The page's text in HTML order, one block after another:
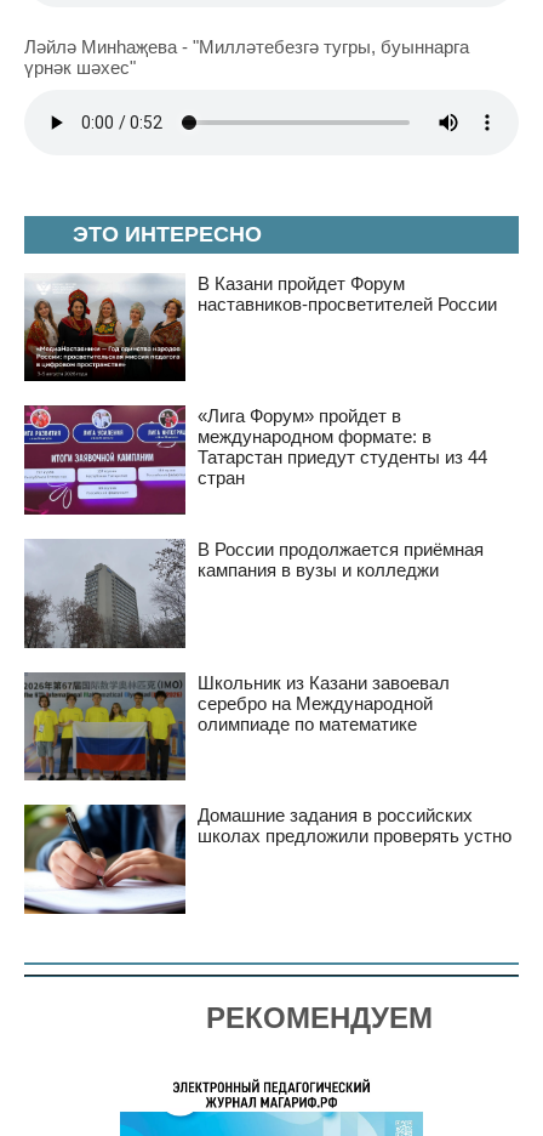
ЭТО ИНТЕРЕСНО
В Казани пройдет Форум
наставников-просветителей России
«Лига Форум» пройдет в
международном формате: в
Татарстан приедут студенты из 44
стран
В России продолжается приёмная
кампания в вузы и колледжи
Школьник из Казани завоевал
серебро на Международной
олимпиаде по математике
Домашние задания в российских
школах предложили проверять устно
Ләйлә Минһаҗева - "Милләтебезгә тугры, буыннарга
үрнәк шәхес"
РЕКОМЕНДУЕМ